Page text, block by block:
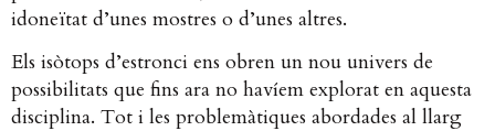
idoneïtat d’unes mostres o d’unes altres.
Els isòtops d’estronci ens obren un nou univers de
possibilitats que fins ara no havíem explorat en aquesta
disciplina. Tot i les problemàtiques abordades al llarg